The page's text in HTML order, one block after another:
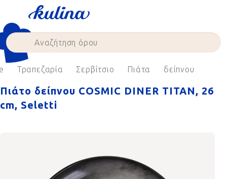
content
Τραπεζαρία Σερβίτσιο Πιάτα δείπνου
Πιάτο δείπνου COSMIC DINER TITAN, 26
cm, Seletti